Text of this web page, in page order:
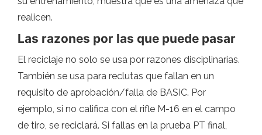
realicen.
Las razones por las que puede pasar
El reciclaje no solo se usa por razones disciplinarias.
También se usa para reclutas que fallan en un
requisito de aprobación/falla de BASIC. Por
ejemplo, si no califica con el rifle M-16 en el campo
de tiro, se reciclará. Si fallas en la prueba PT final,